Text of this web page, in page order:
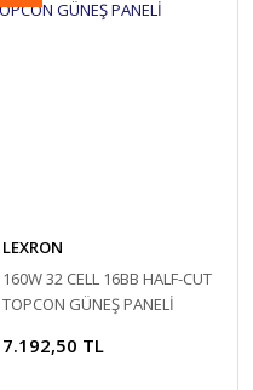
LEXRON
160W 32 CELL 16BB HALF-CUT
TOPCON GÜNEŞ PANELİ
7.192,50 TL